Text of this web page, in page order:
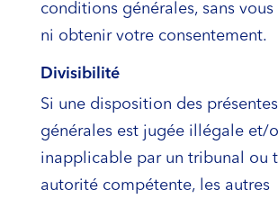
conditions générales, sans
ni obtenir votre consentement.
Divisibilité
Si une disposition des
générales est jugée illégale et/
inapplicable par un tribunal ou
autorité compétente, les autres